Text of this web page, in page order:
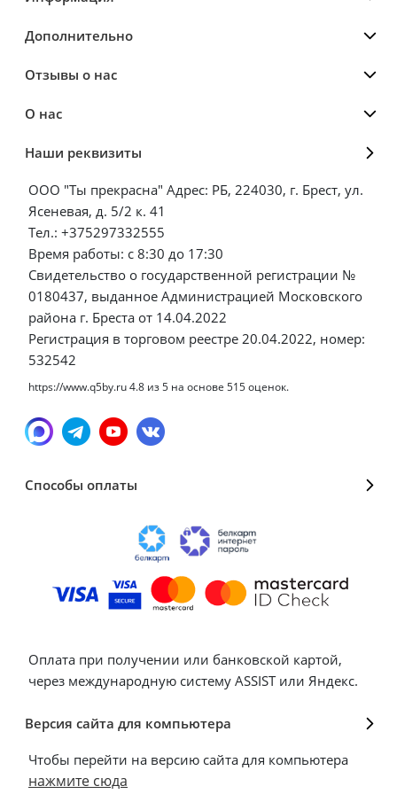
Дополнительно
Отзывы о нас
О нас
Наши реквизиты
ООО "Ты прекрасна" Адрес: РБ, 224030, г. Брест, ул.
Ясеневая, д. 5/2 к. 41
Тел.: +375297332555
Время работы: с 8:30 до 17:30
Свидетельство о государственной регистрации №
0180437, выданное Администрацией Московского
района г. Бреста от 14.04.2022
Регистрация в торговом реестре 20.04.2022, номер:
532542
https://www.q5by.ru4.8 из5 на основе 515оценок.
Способы оплаты
Оплата при получении или банковской картой,
через международную систему ASSIST или Яндекс.
Версия сайта для компьютера
Чтобы перейти на версию сайта для компьютера
нажмите сюда